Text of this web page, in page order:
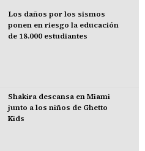
Los daños por los sismos
ponen en riesgo la educación
de 18.000 estudiantes
Shakira descansa en Miami
junto a los niños de Ghetto
Kids